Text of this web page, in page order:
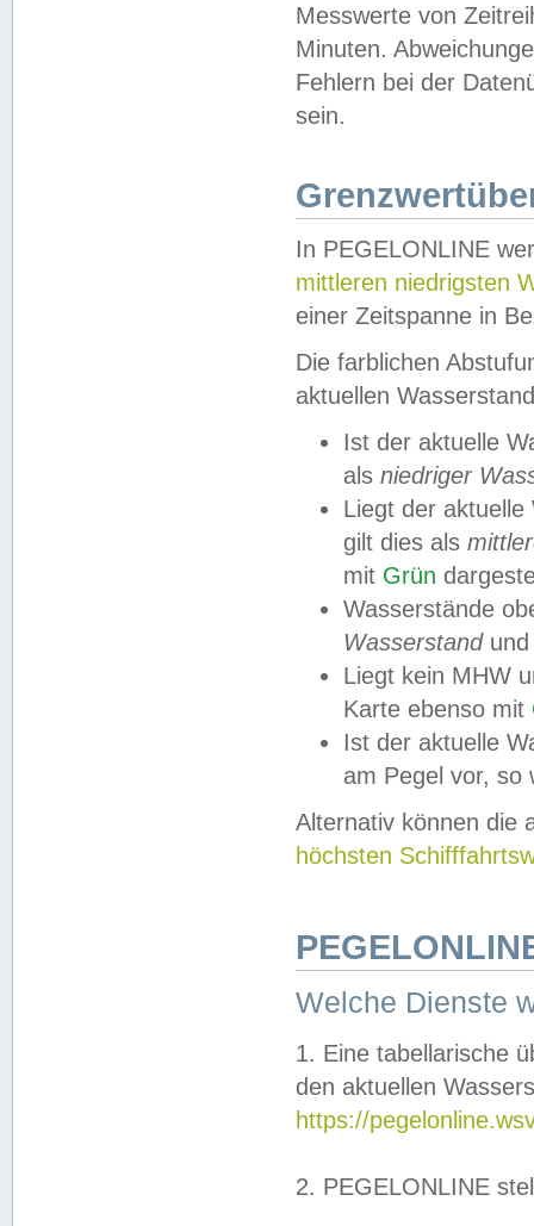
Messwerte von
Minuten.
Fehlern bei der
sein.
In PEGELONLINE
mittleren niedrigsten
einer Zeitspanne in
Die farblichen
aktuellen
Ist der aktuelle
als niedriger
Liegt der
gilt dies als
mit Grün
Wasserstände
Wasserstandund
Liegt kein MHW
Karte ebenso mit
Ist der aktuelle
am Pegel vor,
Alternativ können die
höchsten
Welche Dienste
1. Eine tabellarische
den aktuellen
https://
2. PEGELONLINE